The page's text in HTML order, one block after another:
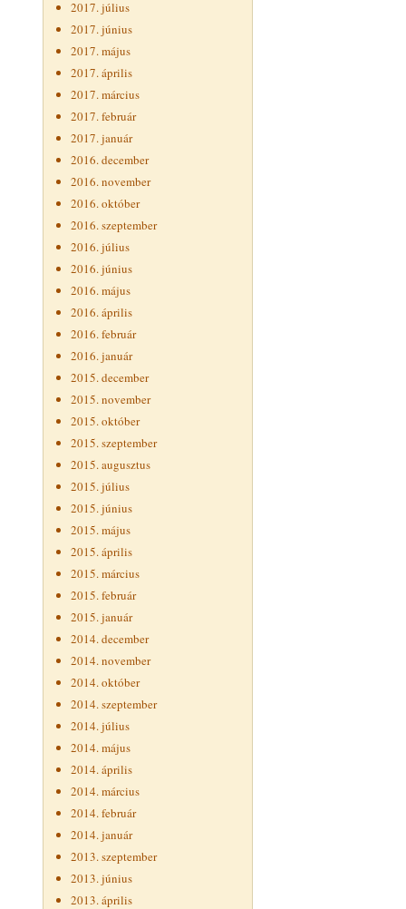
2017. július
2017. június
2017. május
2017. április
2017. március
2017. február
2017. január
2016. december
2016. november
2016. október
2016. szeptember
2016. július
2016. június
2016. május
2016. április
2016. február
2016. január
2015. december
2015. november
2015. október
2015. szeptember
2015. augusztus
2015. július
2015. június
2015. május
2015. április
2015. március
2015. február
2015. január
2014. december
2014. november
2014. október
2014. szeptember
2014. július
2014. május
2014. április
2014. március
2014. február
2014. január
2013. szeptember
2013. június
2013. április